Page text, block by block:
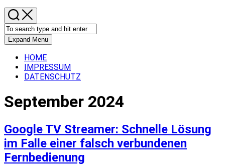
Expand Menu
HOME
IMPRESSUM
DATENSCHUTZ
September 2024
Google TV Streamer: Schnelle Lösung
im Falle einer falsch verbundenen
Fernbedienung